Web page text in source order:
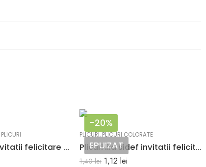
PLICURI
Plicuri bleu invitatii felicitare C5 162 x 229 mm set 20 buc
-20%
EPUIZAT
PLICURI, PLICURI COLORATE
Plicuri lila sidef invitatii felicitare 125 x 175 mm set 20 buc
1,40lei 1,12 lei